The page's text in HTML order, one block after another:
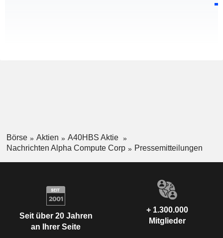
Börse Aktien
A40HBS Aktie
Nachrichten Alpha Compute Corp
Pressemitteilungen
Seit über 20 Jahren
an Ihrer Seite
+ 1.300.000
Mitglieder